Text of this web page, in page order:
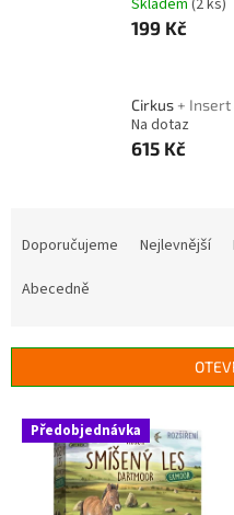
199 Kč
Cirkus + Insert
Na dotaz
615 Kč
r
Doporučujeme Nejlevnější
Abecedně
V Předobjednávka